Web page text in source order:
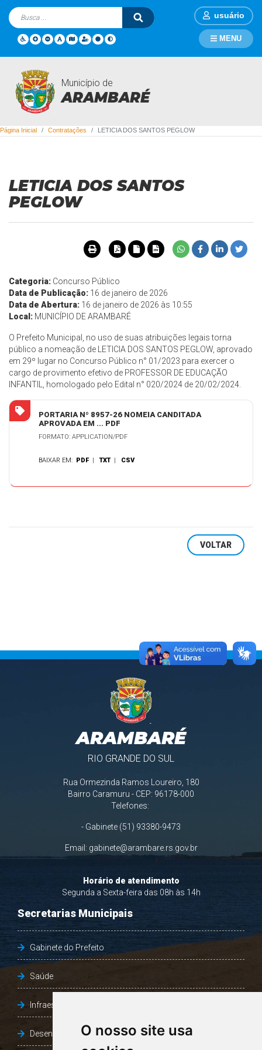
O nosso site usa
usuário
Município de
ARAMBARÉ
MENU
Contratações
Página Inicial Contratações LETICIA DOS SANTOS PEGLOW
LETICIA DOS SANTOS
PEGLOW
Categoria: Concurso Público
Data de Publicação: 16 de janeiro de 2026
Data de Abertura: 16 de janeiro de 2026 às 10:55
Local: MUNICÍPIO DE ARAMBARÉ
O Prefeito Municipal, no uso de suas atribuições legais torna
público a nomeação de LETICIA DOS SANTOS PEGLOW, aprovado
em 29º lugar no Concurso Público n° 01/2023 para exercer o
cargo de provimento efetivo de PROFESSOR DE EDUCAÇÃO
INFANTIL, homologado pelo Edital n° 020/2024 de 20/02/2024.
PORTARIA Nº 8957-26 NOMEIA CANDITADA
APROVADA EM ... PDF
FORMATO: APPLICATION/PDF
BAIXAR EM: PDF |TXT | CSV
VOLTAR
ARAMBARÉ
RIO GRANDE DO SUL
Rua Ormezinda Ramos Loureiro, 180
Bairro Caramuru - CEP: 96178-000
Telefones:
- Gabinete (51) 93380-9473
Email: gabinete@arambare.rs.gov.br
Horário de atendimento
Segunda a Sexta-feira das 08h às 14h
Secretarias Municipais
Gabinete do Prefeito
Saúde
Infraestrutura, Agricultura e Meio Ambiente
Desenvolvimento Social